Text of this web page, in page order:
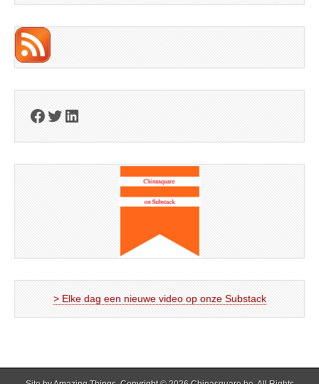
Facebook
Twitter
LinkedIn
> Elke dag een nieuwe video op onze Substack